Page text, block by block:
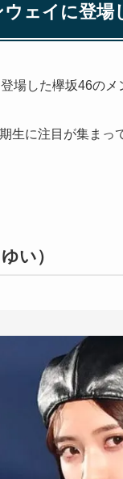
ウェイに登
場した欅坂46のメ
生に注目が集まっ
い）